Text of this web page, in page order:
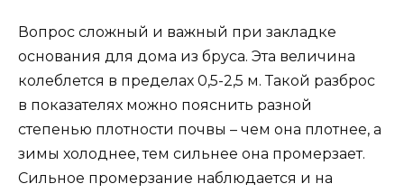
Вопрос сложный и важный при закладке
основания для дома из бруса. Эта величина
колеблется в пределах 0,5-2,5 м. Такой разброс
в показателях можно пояснить разной
степенью плотности почвы – чем она плотнее, а
зимы холоднее, тем сильнее она промерзает.
Сильное промерзание наблюдается и на